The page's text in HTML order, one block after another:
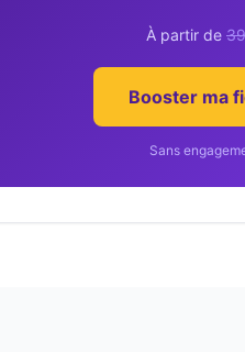
À partir de
Booster ma
Sans